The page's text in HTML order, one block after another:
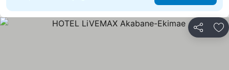
Compartir